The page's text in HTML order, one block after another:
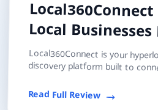
Local
Local360Connect is your
discovery platform built to
Read Full Review